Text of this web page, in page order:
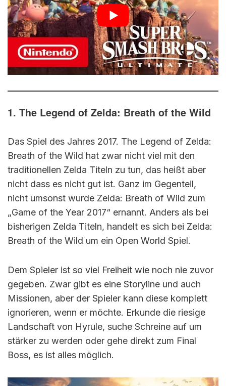
1. The Legend of Zelda: Breath of the Wild
Das Spiel des Jahres 2017. The Legend of Zelda:
Breath of the Wild hat zwar nicht viel mit den
traditionellen Zelda Titeln zu tun, das heißt aber
nicht dass es nicht gut ist. Ganz im Gegenteil,
nicht umsonst wurde Zelda: Breath of Wild zum
„Game of the Year 2017“ ernannt. Anders als bei
bisherigen Zelda Titeln, handelt es sich bei Zelda:
Breath of the Wild um ein Open World Spiel.
Dem Spieler ist so viel Freiheit wie noch nie zuvor
gegeben. Zwar gibt es eine Storyline und auch
Missionen, aber der Spieler kann diese komplett
ignorieren, wenn er möchte. Erkunde die riesige
Landschaft von Hyrule, suche Schreine auf um
stärker zu werden oder gehe direkt zum Final
Boss, es ist alles möglich.